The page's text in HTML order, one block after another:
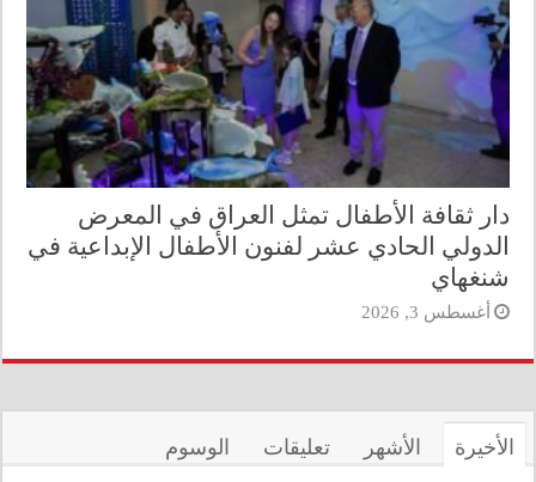
دار ثقافة الأطفال تمثل العراق في المعرض
الدولي الحادي عشر لفنون الأطفال الإبداعية في
شنغهاي
أغسطس 3, 2026
الأخيرة الأشهر تعليقات الوسوم